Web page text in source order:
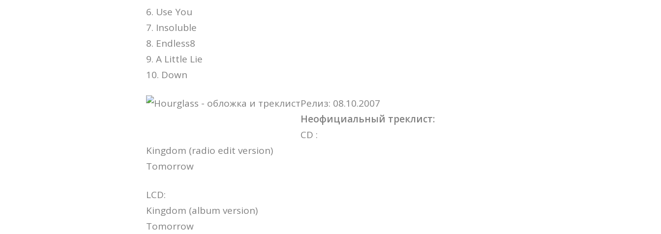
6. Use You
7. Insoluble
8. Endless8
9. A Little Lie
10. Down
Релиз: 08.10.2007
Неофициальный треклист:
CD :
Kingdom (radio edit version)
Tomorrow
LCD:
Kingdom (album version)
Tomorrow